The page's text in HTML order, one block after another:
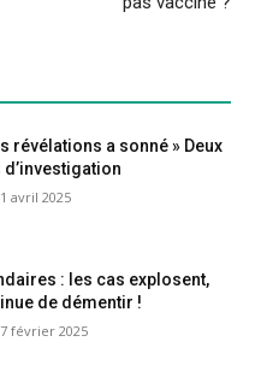
révélations a sonné » Deux
1 avril 2025
: les cas explosent,
de démentir !
7 février 2025